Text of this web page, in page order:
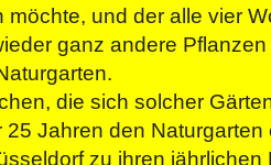
möchte, und der alle vier
ganz andere
die sich solcher
Jahren den Naturgarten
zu ihren jährlichen